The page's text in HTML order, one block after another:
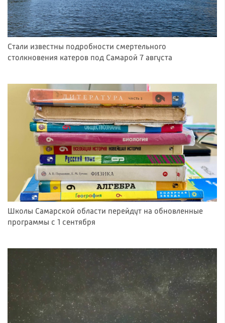
Стали известны подробности смертельного
столкновения катеров под Самарой 7 августа
Школы Самарской области перейдут на обновленные
программы с 1 сентября